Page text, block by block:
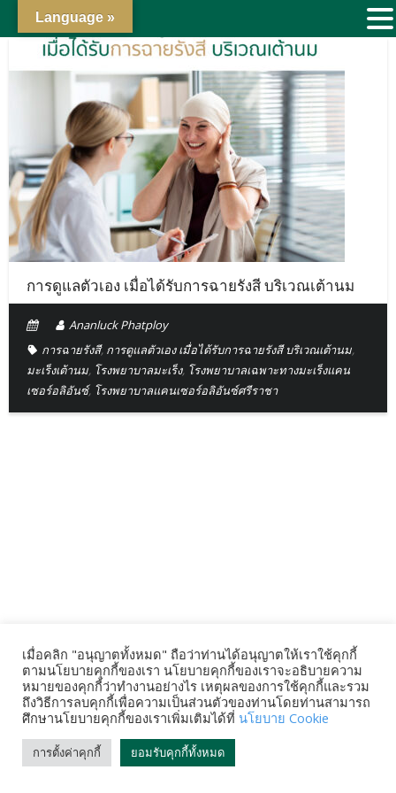
การดูแลตัวเอง เมื่อได้รับการฉายรังสี บริเวณเต้านม
Ananluck Phatploy
การฉายรังสี, การดูแลตัวเอง เมื่อได้รับการฉายรังสี บริเวณเต้านม,
มะเร็งเต้านม, โรงพยาบาลมะเร็ง, โรงพยาบาลเฉพาะทางมะเร็งแคน
เซอร์อลิอันซ์, โรงพยาบาลแคนเซอร์อลิอันซ์ศรีราชา
เมื่อคลิก "อนุญาตทั้งหมด" ถือว่าท่านได้อนุญาตให้เราใช้คุกกี้
ตามนโยบายคุกกี้ของเรา นโยบายคุกกี้ของเราจะอธิบายความ
หมายของคุกกี้ว่าทำงานอย่างไร เหตุผลของการใช้คุกกี้และรวม
ถึงวิธีการลบคุกกี้เพื่อความเป็นส่วนตัวของท่านโดยท่านสามารถ
ศึกษานโยบายคุกกี้ของเราเพิ่มเติมได้ที่ นโยบาย Cookie
การตั้งค่าคุกกี้ ยอมรับคุกกี้ทั้งหมด
Language »